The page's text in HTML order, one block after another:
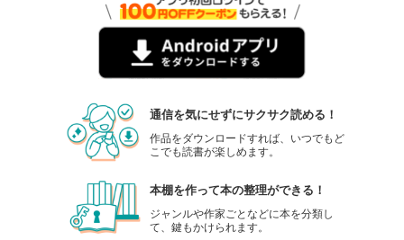
通信を気にせずにサクサク読める！
作品をダウンロードすれば、いつでもど
こでも読書が楽しめます。
本棚を作って本の整理ができる！
ジャンルや作家ごとなどに本を分類し
て、鍵もかけられます。